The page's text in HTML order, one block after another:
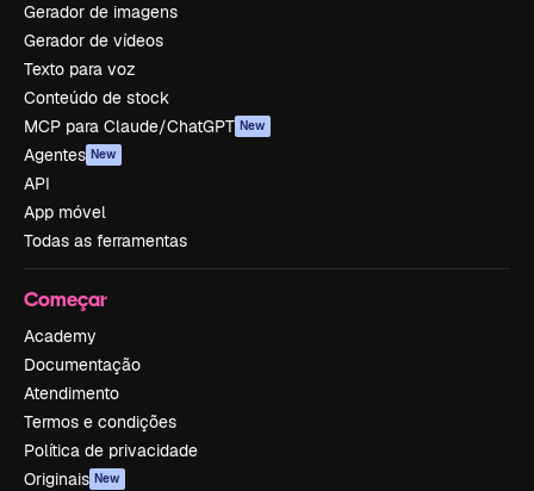
Gerador de imagens
Gerador de vídeos
Texto para voz
Conteúdo de stock
MCP para Claude/ChatGPT New
Agentes New
API
App móvel
Todas as ferramentas
Começar
Academy
Documentação
Atendimento
Termos e condições
Política de privacidade
Originais New